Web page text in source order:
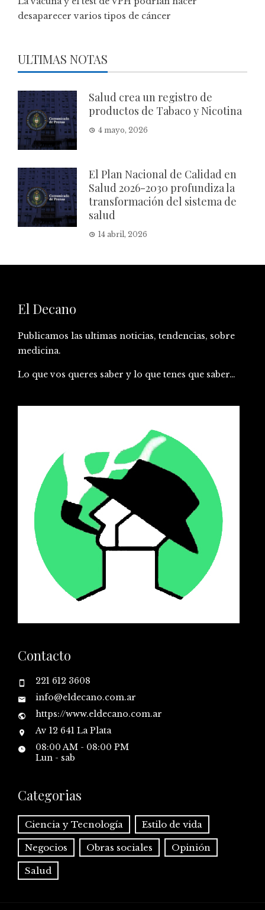
desaparecer varios tipos de cáncer
ULTIMAS NOTAS
Salud crea un registro de
productos de Tabaco y Nicotina
4 mayo, 2026
El Plan Nacional de Calidad en
Salud 2026-2030 profundiza la
transformación del sistema de
salud
14 abril, 2026
El Decano
Publicamos las ultimas noticias, tendencias, sobre
medicina.
Lo que vos queres saber y lo que tenes que saber…
Contacto
221 612 3608
info@eldecano.com.ar
https://www.eldecano.com.ar
Av 12 641 La Plata
08:00 AM - 08:00 PM
Lun - sab
Categorias
Ciencia y Tecnología Estilo de vida
Negocios Obras sociales Opinión
Salud